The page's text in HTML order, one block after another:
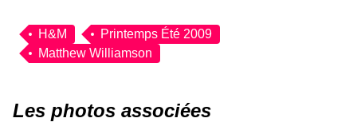
H&M
Printemps Été 2009
Matthew Williamson
Les photos associées